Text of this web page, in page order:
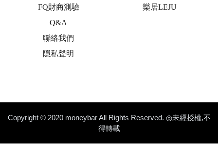
FQ財商測驗
Q&A
聯絡我們
隱私聲明
樂居LEJU
Copyright © 2020 moneybar All Rights Reserved. ◎未經授權,不
得轉載